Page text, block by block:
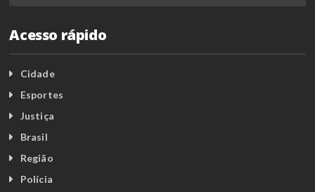
Acesso rápido
Cidade
Esportes
Justiça
Brasil
Região
Polícia